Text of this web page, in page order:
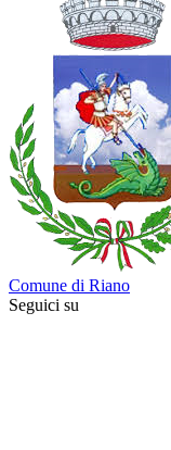
Comune di Riano
Seguici su